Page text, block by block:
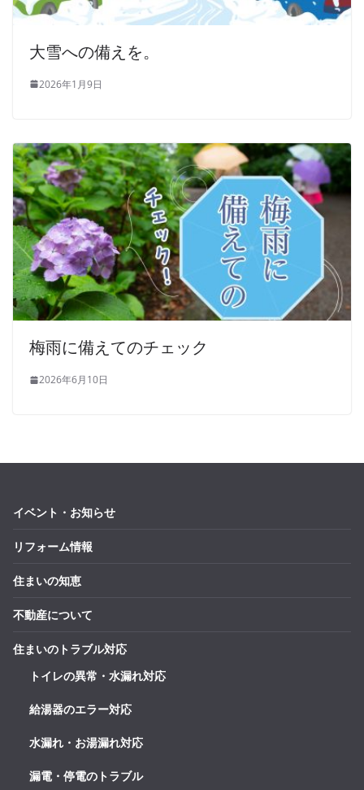
大雪への備えを。
2026年1月9日
梅雨に備えてのチェック
2026年6月10日
イベント・お知らせ
リフォーム情報
住まいの知恵
不動産について
住まいのトラブル対応
トイレの異常・水漏れ対応
給湯器のエラー対応
水漏れ・お湯漏れ対応
漏電・停電のトラブル